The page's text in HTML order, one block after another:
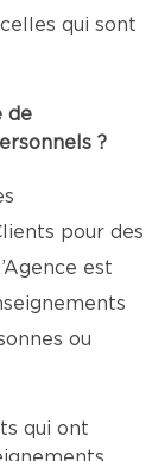
qui sont
de
?
pour des
est
ou
qui ont